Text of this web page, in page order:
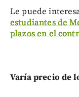
Le puede
estudiantes de
plazos en el
Varía precio de